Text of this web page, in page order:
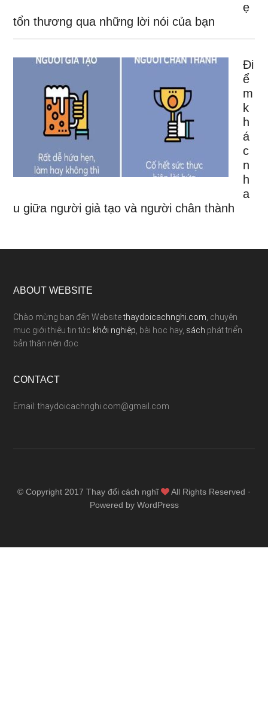
ẹ
tổn thương qua những lời nói của bạn
Đi
ể
m
k
h
á
c
n
h
a
u giữa người giả tạo và người chân thành
ABOUT WEBSITE
Chào mừng bạn đến Websitethaydoicachnghi.com , chuyên
mục giới thiệu tin tức khởi nghiệp , bài học hay, sách phát triển
bản thân nên đọc
CONTACT
Email: thaydoicachnghi.com@gmail.com
© Copyright 2017 Thay đổi cách nghĩ
All Rights Reserved ·
Powered by WordPress